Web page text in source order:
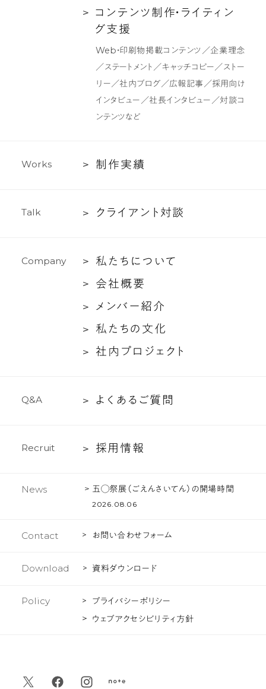
ク
コ
作・
テ
グ
コ ン テ ン ツ制 作・ ラ イ ティ ン
グ支援
Web・印刷物掲載コンテンツ／企業理念
／ステートメント／キャッチコピー／ストー
リー／社内ブログ／広報記事／採用向け
インタビュー／社長インタビュー／対談コ
ンテンツなど
Works
制
績
制 作実績
Talk
ク
ア
ン
対
談
ク ラ イ ア ン ト 対談
Company
私
に
つ
私 た ち に つ いて
会
要
会社概要
メ
ー
メ ンバ ー紹介
私 私 た ちの 文化
社
ロ
ク
社 内 プロ ジェ ク ト
Q&A
よ
る
問
よ く あ る ご質 問
Recruit
採 採用 情報
News 五◯祭展（ごえんさいてん）の開場時間
2026.08.06
Contact お問い合わせフォーム
Download 資料ダウンロード
Policy
プライバシーポリシー
ウェブアクセシビリティ方針